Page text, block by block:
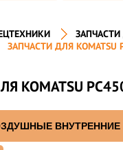
ЗАПЧАСТИ ДЛЯ KOMATSU
KOMATSU
ВНУТРЕННИЕ